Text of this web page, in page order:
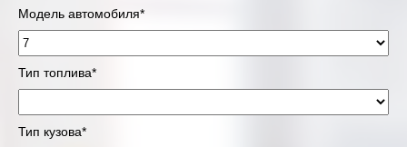
Модель автомобиля*
Тип топлива*
Тип кузова*